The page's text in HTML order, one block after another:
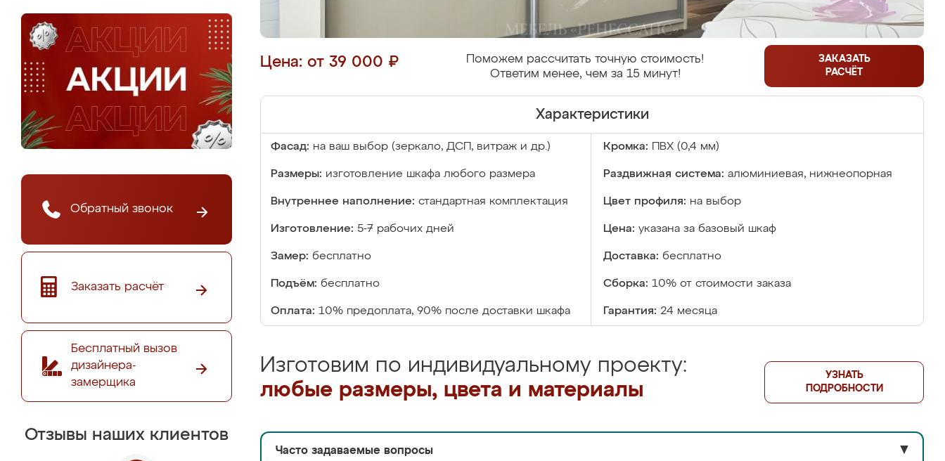
Обратный звонок
Заказать расчёт
Бесплатный вызов
дизайнера-
замерщика
Отзывы наших клиентов
Цена: от 39 000 ₽
Поможем рассчитать точную стоимость!
Ответим менее, чем за 15 минут!
ЗАКАЗАТЬ
РАСЧЁТ
Характеристики
Фасад: на ваш выбор (зеркало, ДСП, витраж и др.) Кромка: ПВХ (0,4 мм)
Размеры: изготовление шкафа любого размера Раздвижная система: алюминиевая, нижнеопорная
Внутреннее наполнение: стандартная комплектация Цвет профиля: на выбор
Изготовление: 5-7 рабочих дней Цена: указана за базовый шкаф
Замер: бесплатно Доставка: бесплатно
Подъём: бесплатно Сборка: 10% от стоимости заказа
Оплата: 10% предоплата, 90% после доставки шкафа Гарантия: 24 месяца
Изготовим по индивидуальному проекту:
любые размеры, цвета и материалы
УЗНАТЬ
ПОДРОБНОСТИ
Часто задаваемые вопросы ▼